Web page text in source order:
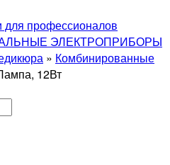
для профессионалов
ЭЛЕКТРОПРИБОРЫ
» Комбинированные
12Вт